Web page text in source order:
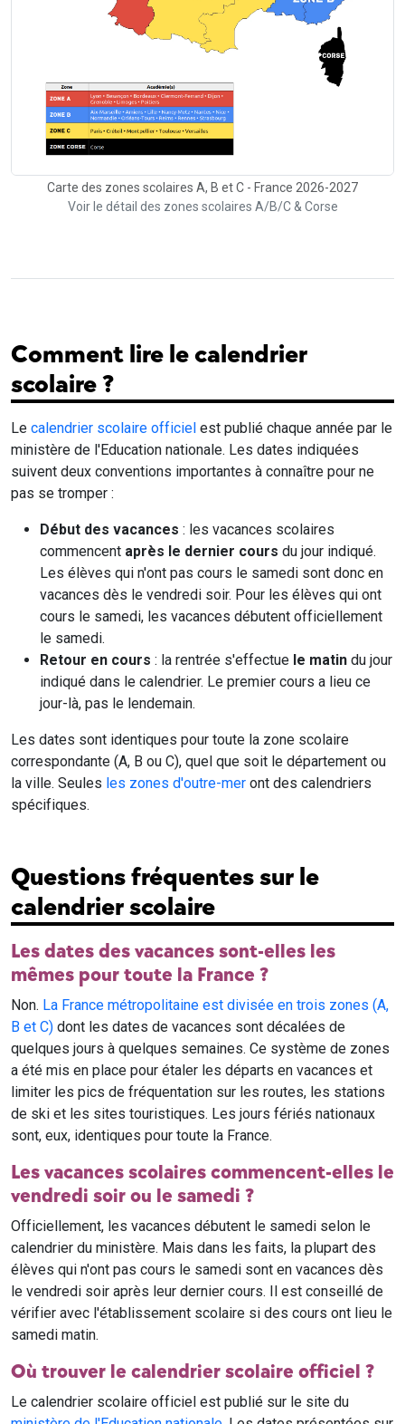
Carte des zones scolaires A, B et C - France 2026-2027
Voir le détail des zones scolaires A/B/C & Corse
Comment lire le calendrier
scolaire ?
Le calendrier scolaire officiel est publié chaque année par le
ministère de l'Education nationale. Les dates indiquées
suivent deux conventions importantes à connaître pour ne
pas se tromper :
Début des vacances : les vacances scolaires
commencent après le dernier cours du jour indiqué.
Les élèves qui n'ont pas cours le samedi sont donc en
vacances dès le vendredi soir. Pour les élèves qui ont
cours le samedi, les vacances débutent officiellement
le samedi.
Retour en cours : la rentrée s'effectue le matin du jour
indiqué dans le calendrier. Le premier cours a lieu ce
jour-là, pas le lendemain.
Les dates sont identiques pour toute la zone scolaire
correspondante (A, B ou C), quel que soit le département ou
la ville. Seules les zones d'outre-mer ont des calendriers
spécifiques.
Questions fréquentes sur le
calendrier scolaire
Les dates des vacances sont-elles les
mêmes pour toute la France ?
Non. La France métropolitaine est divisée en trois zones (A,
B et C) dont les dates de vacances sont décalées de
quelques jours à quelques semaines. Ce système de zones
a été mis en place pour étaler les départs en vacances et
limiter les pics de fréquentation sur les routes, les stations
de ski et les sites touristiques. Les jours fériés nationaux
sont, eux, identiques pour toute la France.
Les vacances scolaires commencent-elles le
vendredi soir ou le samedi ?
Officiellement, les vacances débutent le samedi selon le
calendrier du ministère. Mais dans les faits, la plupart des
élèves qui n'ont pas cours le samedi sont en vacances dès
le vendredi soir après leur dernier cours. Il est conseillé de
vérifier avec l'établissement scolaire si des cours ont lieu le
samedi matin.
Où trouver le calendrier scolaire officiel ?
Le calendrier scolaire officiel est publié sur le site du